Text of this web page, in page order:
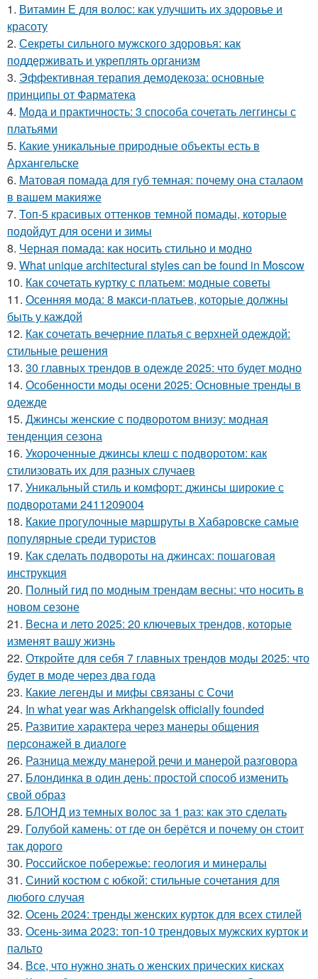
1. Витамин Е для волос: как улучшить их здоровье и
красоту
2. Секреты сильного мужского здоровья: как
поддерживать и укреплять организм
3. Эффективная терапия демодекоза: основные
принципы от Фарматека
4. Мода и практичность: 3 способа сочетать леггинсы с
платьями
5. Какие уникальные природные объекты есть в
Архангельске
6. Матовая помада для губ темная: почему она сталаом
в вашем макияже
7. Топ-5 красивых оттенков темной помады, которые
подойдут для осени и зимы
8. Черная помада: как носить стильно и модно
9. What unique architectural styles can be found in Moscow
10. Как сочетать куртку с платьем: модные советы
11. Осенняя мода: 8 макси-платьев, которые должны
быть у каждой
12. Как сочетать вечерние платья с верхней одеждой:
стильные решения
13. 30 главных трендов в одежде 2025: что будет модно
14. Особенности моды осени 2025: Основные тренды в
одежде
15. Джинсы женские с подворотом внизу: модная
тенденция сезона
16. Укороченные джинсы клеш с подворотом: как
стилизовать их для разных случаев
17. Уникальный стиль и комфорт: джинсы широкие с
подворотами 2411209004
18. Какие прогулочные маршруты в Хабаровске самые
популярные среди туристов
19. Как сделать подвороты на джинсах: пошаговая
инструкция
20. Полный гид по модным трендам весны: что носить в
новом сезоне
21. Весна и лето 2025: 20 ключевых трендов, которые
изменят вашу жизнь
22. Откройте для себя 7 главных трендов моды 2025: что
будет в моде через два года
23. Какие легенды и мифы связаны с Сочи
24. In what year was Arkhangelsk officially founded
25. Развитие характера через манеры общения
персонажей в диалоге
26. Разница между манерой речи и манерой разговора
27. Блондинка в один день: простой способ изменить
свой образ
28. БЛОНД из темных волос за 1 раз: как это сделать
29. Голубой камень: от где он берётся и почему он стоит
так дорого
30. Российское побережье: геология и минералы
31. Синий костюм с юбкой: стильные сочетания для
любого случая
32. Осень 2024: тренды женских курток для всех стилей
33. Осень-зима 2023: топ-10 трендовых мужских курток и
пальто
34. Все, что нужно знать о женских прических кисках